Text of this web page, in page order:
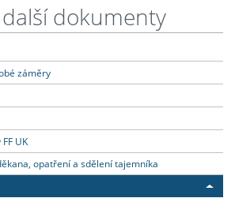
dokumenty
záměry
UK
opatření a sdělení tajemníka